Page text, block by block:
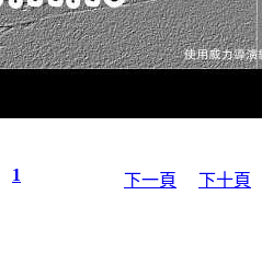
下一頁 下十頁
1